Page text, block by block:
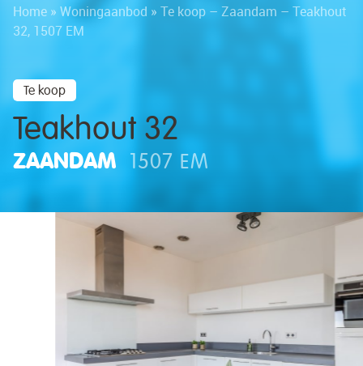
Home » Woningaanbod » Te koop – Zaandam – Teakhout
32, 1507 EM
Te koop
Teakhout 32
ZAANDAM 1507 EM